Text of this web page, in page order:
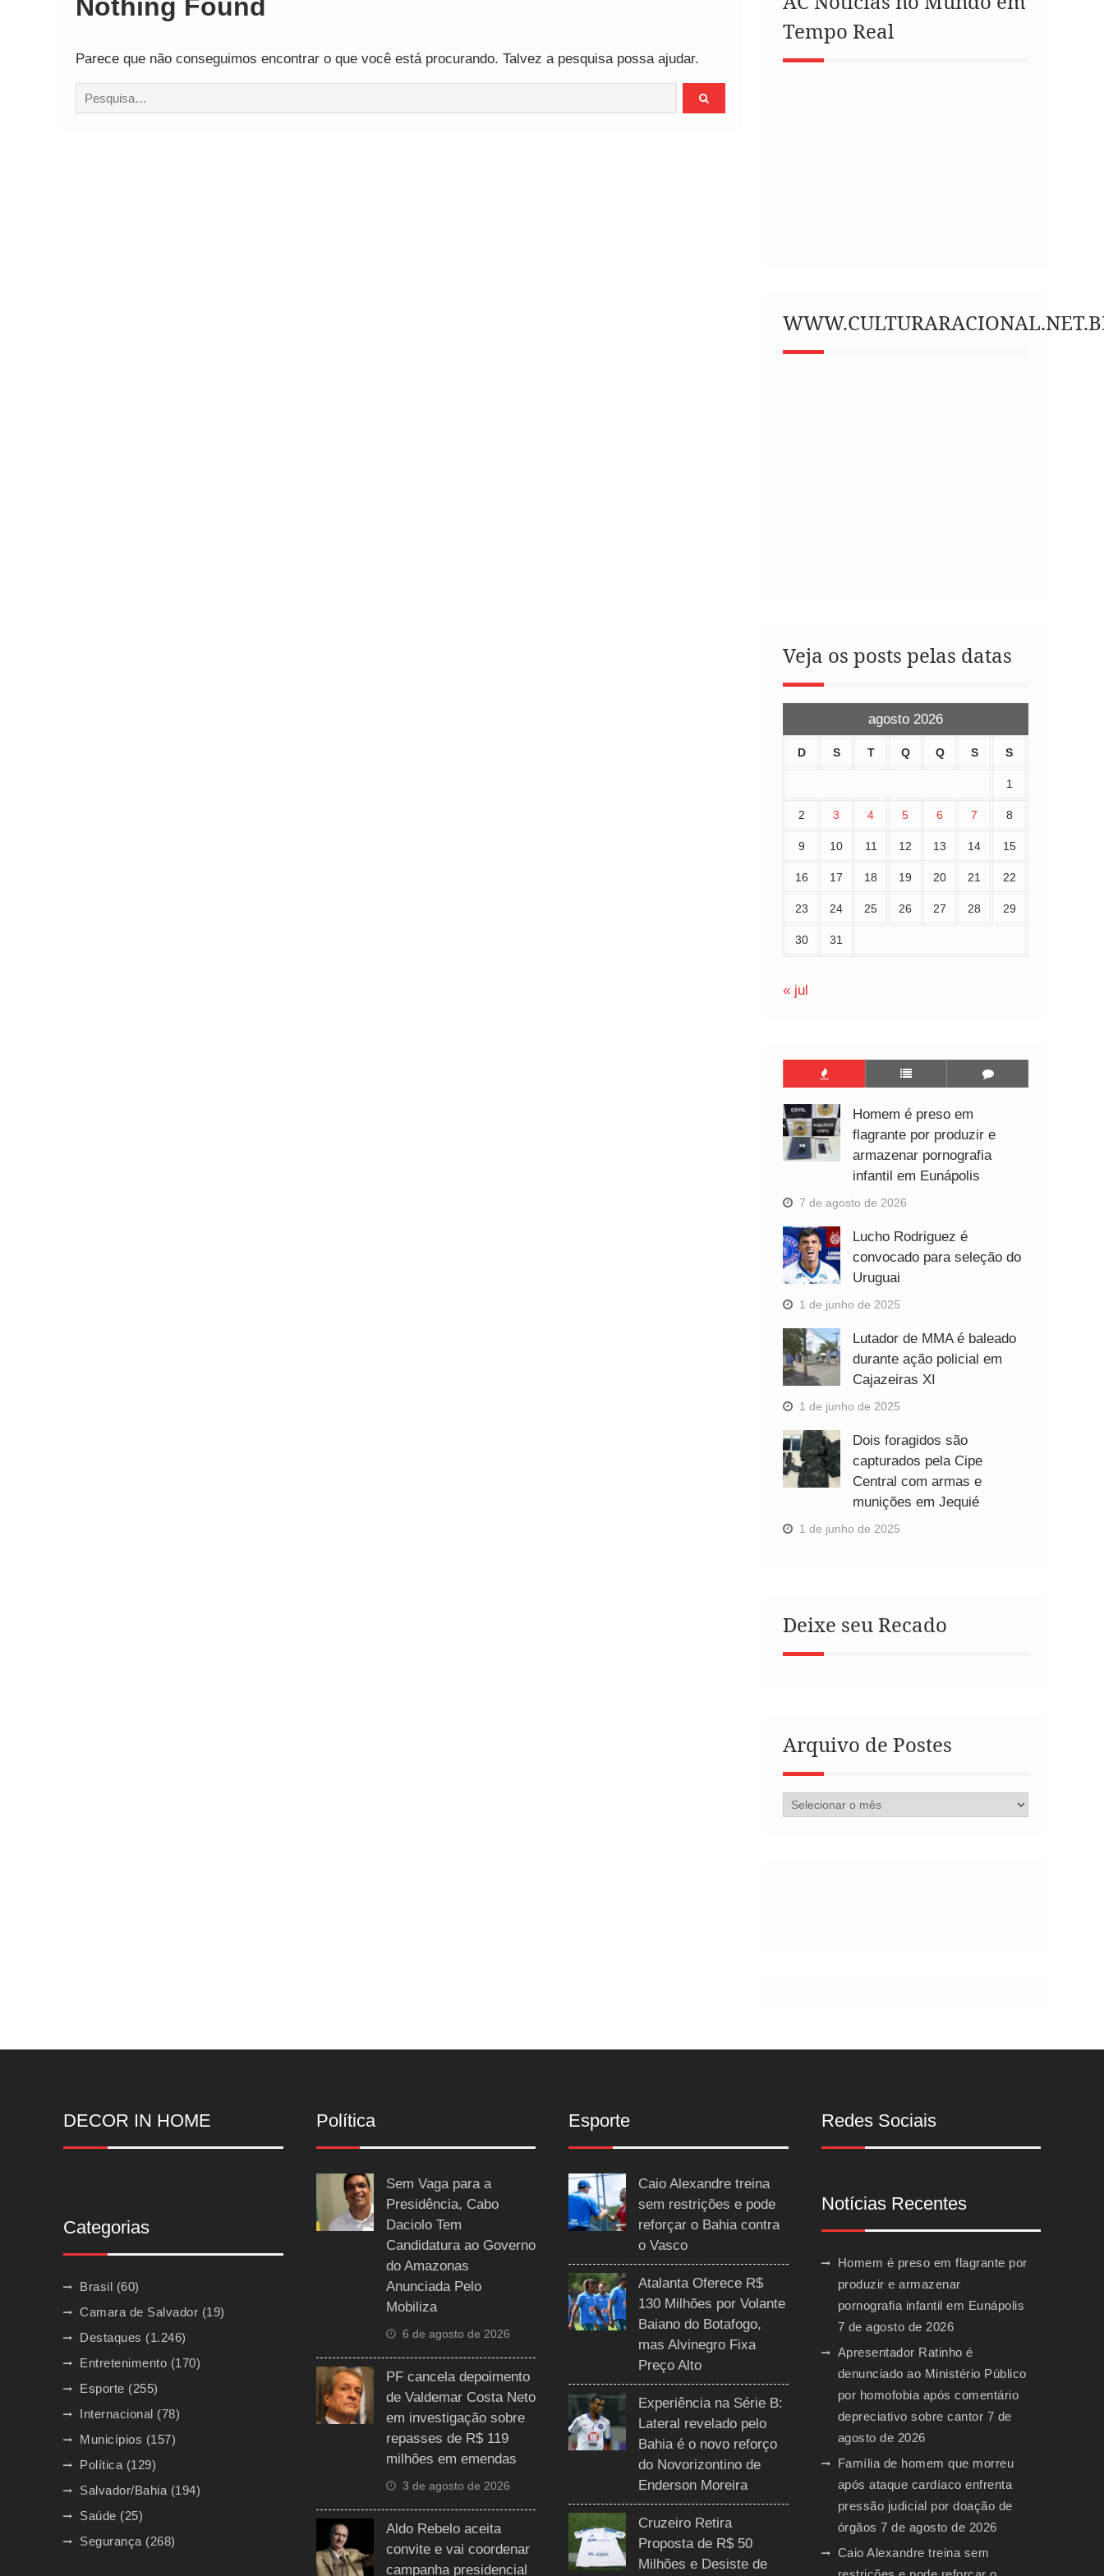
Nothing Found
Parece que não conseguimos encontrar o que você está procurando. Talvez a pesquisa possa ajudar.
Procurar
por:
Tempo Real
Veja os posts pelas datas
agosto 2026
D S T Q Q S S
1
2 3 4 5 6 7 8
9 10 11 12 13 14 15
16 17 18 19 20 21 22
23 24 25 26 27 28 29
30 31
« jul
Homem é preso em
flagrante por produzir e
armazenar pornografia
infantil em Eunápolis
7 de agosto de 2026
Lucho Rodriguez é
convocado para seleção do
Uruguai
1 de junho de 2025
Lutador de MMA é baleado
durante ação policial em
Cajazeiras XI
1 de junho de 2025
Dois foragidos são
capturados pela Cipe
Central com armas e
munições em Jequié
1 de junho de 2025
Deixe seu Recado
Arquivo de Postes
Arquivo
DECOR IN HOME
Categorias
Brasil (60)
Camara de Salvador (19)
Destaques (1.246)
Entretenimento (170)
Esporte (255)
Internacional (78)
Municípios (157)
Política (129)
Salvador/Bahia (194)
Saúde (25)
Segurança (268)
Política
Sem Vaga para a
Presidência, Cabo
Daciolo Tem
Candidatura ao Governo
do Amazonas
Anunciada Pelo
Mobiliza
6 de agosto de 2026
PF cancela depoimento
de Valdemar Costa Neto
em investigação sobre
repasses de R$ 119
milhões em emendas
3 de agosto de 2026
Aldo Rebelo aceita
convite e vai coordenar
campanha presidencial
Esporte
Caio Alexandre treina
sem restrições e pode
reforçar o Bahia contra
o Vasco
Atalanta Oferece R$
130 Milhões por Volante
Baiano do Botafogo,
mas Alvinegro Fixa
Preço Alto
Experiência na Série B:
Lateral revelado pelo
Bahia é o novo reforço
do Novorizontino de
Enderson Moreira
Cruzeiro Retira
Proposta de R$ 50
Milhões e Desiste de
Redes Sociais
Notícias Recentes
Homem é preso em flagrante por
produzir e armazenar
pornografia infantil em Eunápolis
7 de agosto de 2026
Apresentador Ratinho é
denunciado ao Ministério Público
por homofobia após comentário
depreciativo sobre cantor 7 de
agosto de 2026
Família de homem que morreu
após ataque cardíaco enfrenta
pressão judicial por doação de
órgãos 7 de agosto de 2026
Caio Alexandre treina sem